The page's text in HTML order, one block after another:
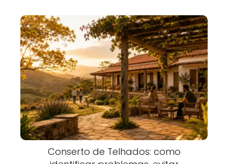
Conserto de Telhados: como